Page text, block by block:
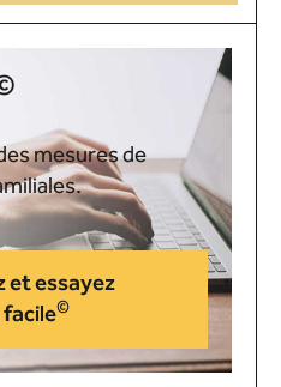
mesures de
et essayez
©